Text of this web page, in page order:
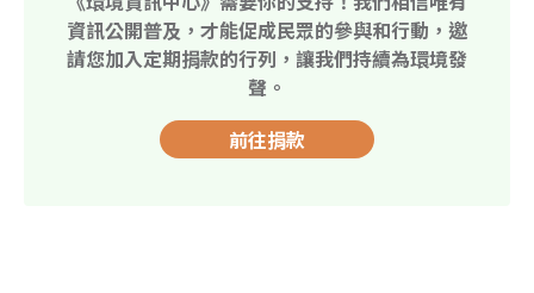
資訊公開普及，才能促成民眾的參與和行動，邀
請您加入定期捐款的行列，讓我們持續為環境發
聲。
前往捐款